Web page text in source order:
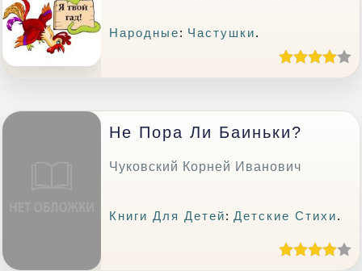
Народные: Частушки.
Не Пора Ли Баиньки?
Чуковский Корней Иванович
Книги Для Детей:Детские Стихи.